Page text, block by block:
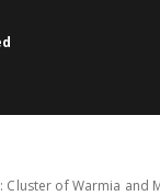
Cluster of Warmia and